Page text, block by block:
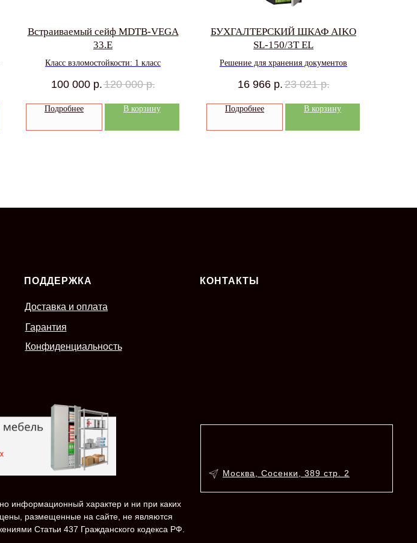
Встраиваемый сейф MDTB-VEGA
33.E
Класс взломостойкости: 1 класс
100 000 р.120 000 р.
Подробнее В корзину
БУХГАЛТЕРСКИЙ ШКАФ AIKO
SL-150/3T EL
Решение для хранения документов
16 966 р.23 021 р.
Подробнее В корзину
ПОДДЕРЖКА
Гарантия
Конфиденциальность
КОНТАКТЫ
Москва, Сосенки, 389 стр. 2
Доставка и оплата
информационный характер и ни при каких
размещенные на сайте, не являются
Статьи 437 Гражданского кодекса РФ.